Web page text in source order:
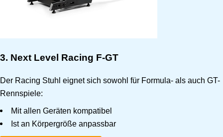
3. Next Level Racing F-GT
Der Racing Stuhl eignet sich sowohl für Formula- als auch GT-
Rennspiele:
Mit allen Geräten kompatibel
Ist an Körpergröße anpassbar